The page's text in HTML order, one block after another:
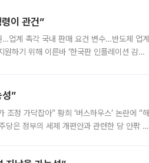
이 관건”
업계 촉각 국내 판매 요건 변수…반도체 업계
하기 위해 이른바 ‘한국판 인플레이션 감축
”
정 가닥잡아” 황희 ‘버스하우스’ 논란에 “해
당은 정부의 세제 개편안과 관련한 당 안팎 의